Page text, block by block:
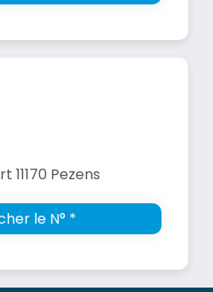
11170 Pezens
le N° *